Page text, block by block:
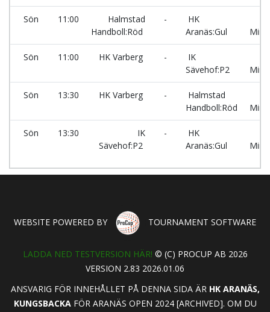
Sön 11:00
Halmstad
Handboll:Röd
-
HK
Aranäs:Gul
Sön 11:00 HK Varberg -
IK
Sävehof:P2
Sön 13:30 HK Varberg -
Halmstad
Handboll:Röd
Sön 13:30
IK
Sävehof:P2
-
HK
Aranäs:Gul
WEBSITE POWERED BY TOURNAMENT SOFTWARE
LADDA NED TESTVERSION HÄR! © (C) PROCUP AB 2026
VERSION 2.83 2026.01.06
ANSVARIG FÖR INNEHÅLLET PÅ DENNA SIDA ÄR HK ARANÄS,
KUNGSBACKAFÖR ARANÄS OPEN 2024 [ARCHIVED]. OM DU